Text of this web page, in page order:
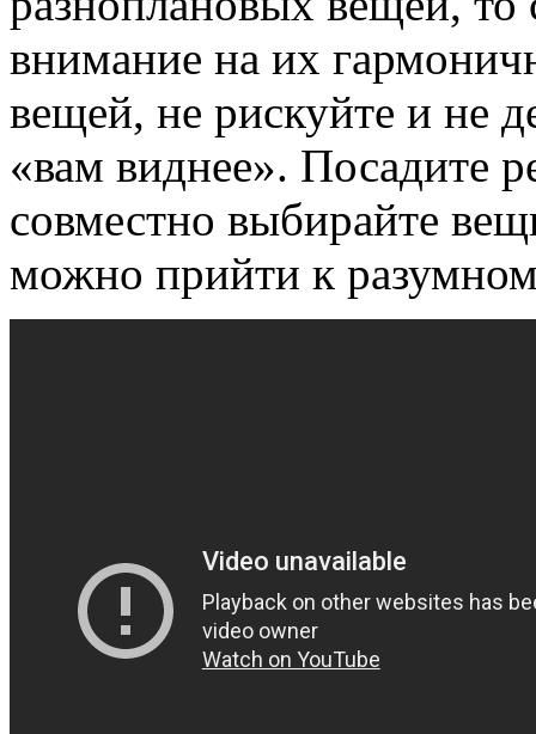
внимание на их
вещей, не рискуйте и не
«вам виднее». Посадите
совместно выбирайте
можно прийти к